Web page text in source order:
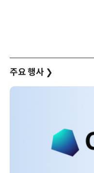
주요 행사 ❯